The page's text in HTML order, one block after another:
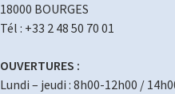
18000 BOURGES
Tél : +33 2 48 50 70 01
OUVERTURES :
Lundi – jeudi : 8h00-12h00 /